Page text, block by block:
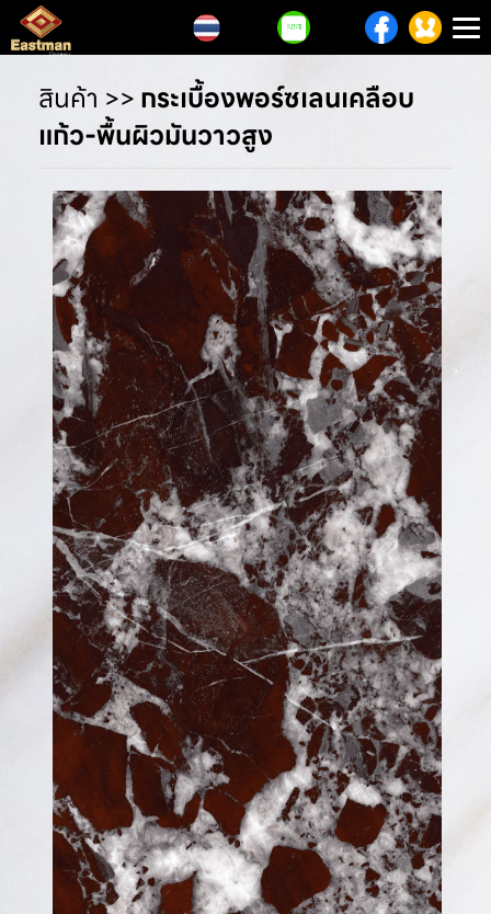
สินค้า >>กระเบื้องพอร์ซเลนเคลือบ
แก้ว-พื้นผิวมันวาวสูง